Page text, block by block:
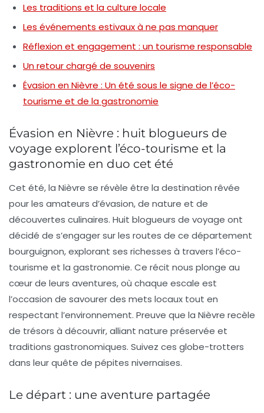
Les traditions et la culture locale
Les événements estivaux à ne pas manquer
Réflexion et engagement : un tourisme responsable
Un retour chargé de souvenirs
Évasion en Nièvre : Un été sous le signe de l’éco-
tourisme et de la gastronomie
Évasion en Nièvre : huit blogueurs de
voyage explorent l’éco-tourisme et la
gastronomie en duo cet été
Cet été, la Nièvre se révèle être la destination rêvée
pour les amateurs d’évasion, de nature et de
découvertes culinaires. Huit blogueurs de voyage ont
décidé de s’engager sur les routes de ce département
bourguignon, explorant ses richesses à travers l’éco-
tourisme et la gastronomie. Ce récit nous plonge au
cœur de leurs aventures, où chaque escale est
l’occasion de savourer des mets locaux tout en
respectant l’environnement. Preuve que la Nièvre recèle
de trésors à découvrir, alliant nature préservée et
traditions gastronomiques. Suivez ces globe-trotters
dans leur quête de pépites nivernaises.
Le départ : une aventure partagée